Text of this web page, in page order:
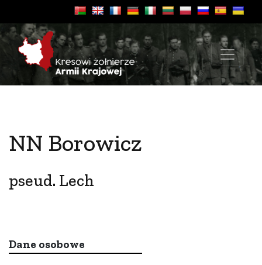
NN Borowicz
pseud. Lech
Dane osobowe